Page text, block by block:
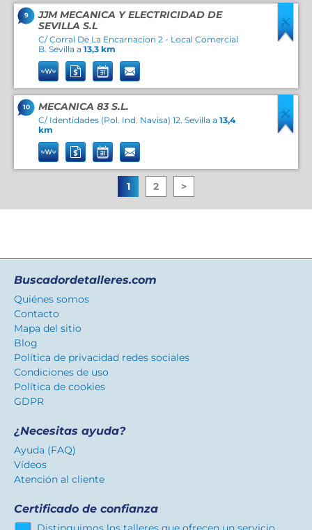
9
JJM MECANICA Y ELECTRICIDAD DE
SEVILLA S.L
C/ Corral De La Encarnacion 2 - Local Comercial
B. Sevilla a 13,3 km
10 MECANICA 83 S.L.
C/ Identidades (Pol. Ind. Navisa) 12. Sevilla a 13,4
km
1 2 >
Buscadordetalleres.com
Quiénes somos
Contacto
Mapa del sitio
Blog
Política de privacidad redes sociales
Condiciones de uso
Política de cookies
GDPR
¿Necesitas ayuda?
Ayuda (FAQ)
Vídeos
Atención al cliente
Certificado de confianza